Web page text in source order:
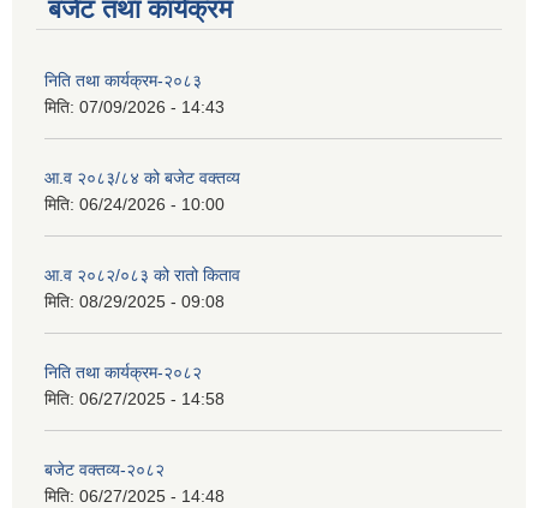
बजेट तथा कार्यक्रम
निति तथा कार्यक्रम-२०८३
मिति: 07/09/2026 - 14:43
आ.व २०८३/८४ को बजेट वक्तव्य
मिति: 06/24/2026 - 10:00
आ.व २०८२/०८३ को रातो किताव
मिति: 08/29/2025 - 09:08
निति तथा कार्यक्रम-२०८२
मिति: 06/27/2025 - 14:58
बजेट वक्तव्य-२०८२
मिति: 06/27/2025 - 14:48